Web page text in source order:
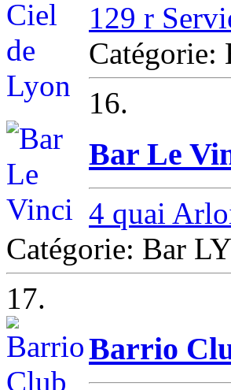
129 r
Catégorie:
16.
Bar Le
4 quai
Catégorie: Bar
17.
Barrio